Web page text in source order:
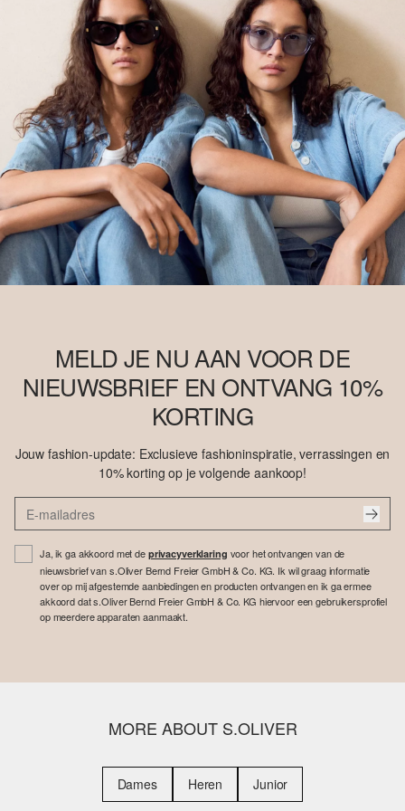
MELD JE NU AAN VOOR DE
NIEUWSBRIEF EN ONTVANG 10%
KORTING
Jouw fashion-update: Exclusieve fashioninspiratie, verrassingen en
10% korting op je volgende aankoop!
Ja, ik ga akkoord met de privacyverklaring voor het ontvangen van de
nieuwsbrief van s.Oliver Bernd Freier GmbH & Co. KG. Ik wil graag informatie
over op mij afgestemde aanbiedingen en producten ontvangen en ik ga ermee
akkoord dat s.Oliver Bernd Freier GmbH & Co. KG hiervoor een gebruikersprofiel
op meerdere apparaten aanmaakt.
MORE ABOUT S.OLIVER
Dames Heren Junior